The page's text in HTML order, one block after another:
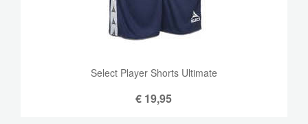
Select Player Shorts Ultimate
€ 19,95